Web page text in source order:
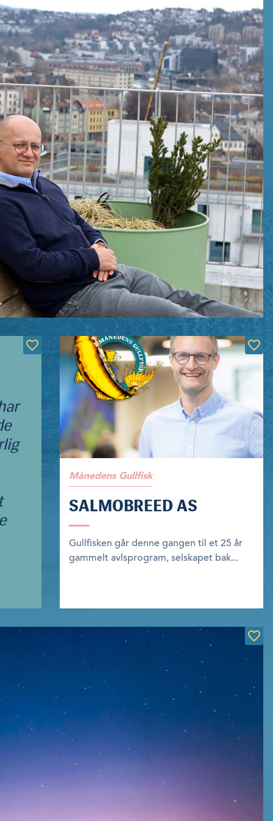
Månedens Gullfisk
SALMOBREED AS
Gullfisken går denne gangen til et 25 år
gammelt avlsprogram, selskapet bak...